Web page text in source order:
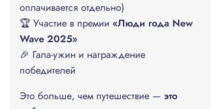
оплачивается отдельно)
🏆 Участие в премии «Люди года New
Wave 2025»
🎉 Гала-ужин и награждение
победителей
Это больше, чем путешествие — это